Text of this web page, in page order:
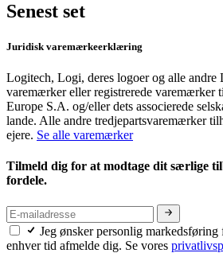
Senest set
Juridisk varemærkeerklæring
Logitech, Logi, deres logoer og alle
varemærker eller registrerede varemærker
Europe S.A. og/eller dets associerede
lande. Alle andre tredjepartsvaremærker
ejere. Se alle varemærker
Tilmeld dig for at modtage dit særlige
fordele.
Jeg ønsker personlig
enhver tid afmelde dig. Se vores